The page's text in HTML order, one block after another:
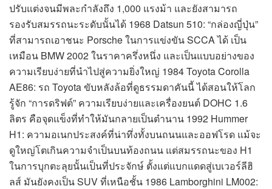
ปรับแต่งจนมีพละกำลังถึง 1,000 แรงม้า และยังสามารถ
รองรับสมรรถนะระดับนั้นได้ 1968 Datsun 510: “กล่องญี่ปุ่น”
ที่สามารถเอาชนะ Porsche ในการแข่งขัน SCCA ได้ เป็น
เหมือน BMW 2002 ในราคาครึ่งหนึ่ง และเป็นแบบอย่างของ
ความเรียบง่ายที่นำไปสู่ความยิ่งใหญ่ 1984 Toyota Corolla
AE86: รถ Toyota ขับหลังล้อที่ดูธรรมดาคันนี้ ได้สอนให้โลก
รู้จัก “การดริฟต์” ความเรียบง่ายและเครื่องยนต์ DOHC 1.6
ลิตร คือจุดแข็งที่ทำให้มันกลายเป็นตำนาน 1992 Hummer
H1: ความอเนกประสงค์ที่น่าทึ่งทั้งบนถนนและออฟโรด แม้จะ
ดูใหญ่โตเกินความจำเป็นบนท้องถนน แต่สมรรถนะของ H1
ในการบุกตะลุยนั้นเป็นที่ประจักษ์ ตั้งแต่แบกแดดสู่เบเวอร์ลีฮิ
ลส์ มันยังคงเป็น SUV ที่เหนือชั้น 1986 Lamborghini LM002: